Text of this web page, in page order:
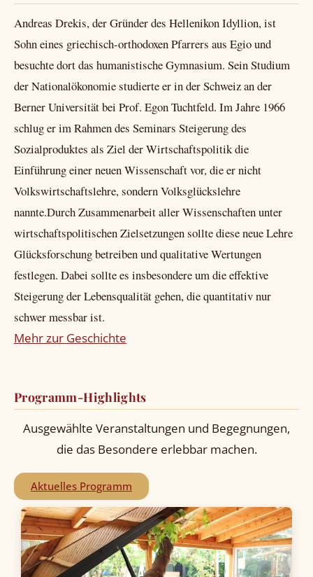
Andreas Drekis, der Gründer des Hellenikon Idyllion, ist
Sohn eines griechisch-orthodoxen Pfarrers aus Egio und
besuchte dort das humanistische Gymnasium. Sein Studium
der Nationalökonomie studierte er in der Schweiz an der
Berner Universität bei Prof. Egon Tuchtfeld. Im Jahre 1966
schlug er im Rahmen des Seminars Steigerung des
Sozialproduktes als Ziel der Wirtschaftspolitik die
Einführung einer neuen Wissenschaft vor, die er nicht
Volkswirtschaftslehre, sondern Volksglückslehre
nannte.Durch Zusammenarbeit aller Wissenschaften unter
wirtschaftspolitischen Zielsetzungen sollte diese neue Lehre
Glücksforschung betreiben und qualitative Wertungen
festlegen. Dabei sollte es insbesondere um die effektive
Steigerung der Lebensqualität gehen, die quantitativ nur
schwer messbar ist.
Mehr zur Geschichte
Programm-Highlights
Ausgewählte Veranstaltungen und Begegnungen,
die das Besondere erlebbar machen.
Aktuelles Programm